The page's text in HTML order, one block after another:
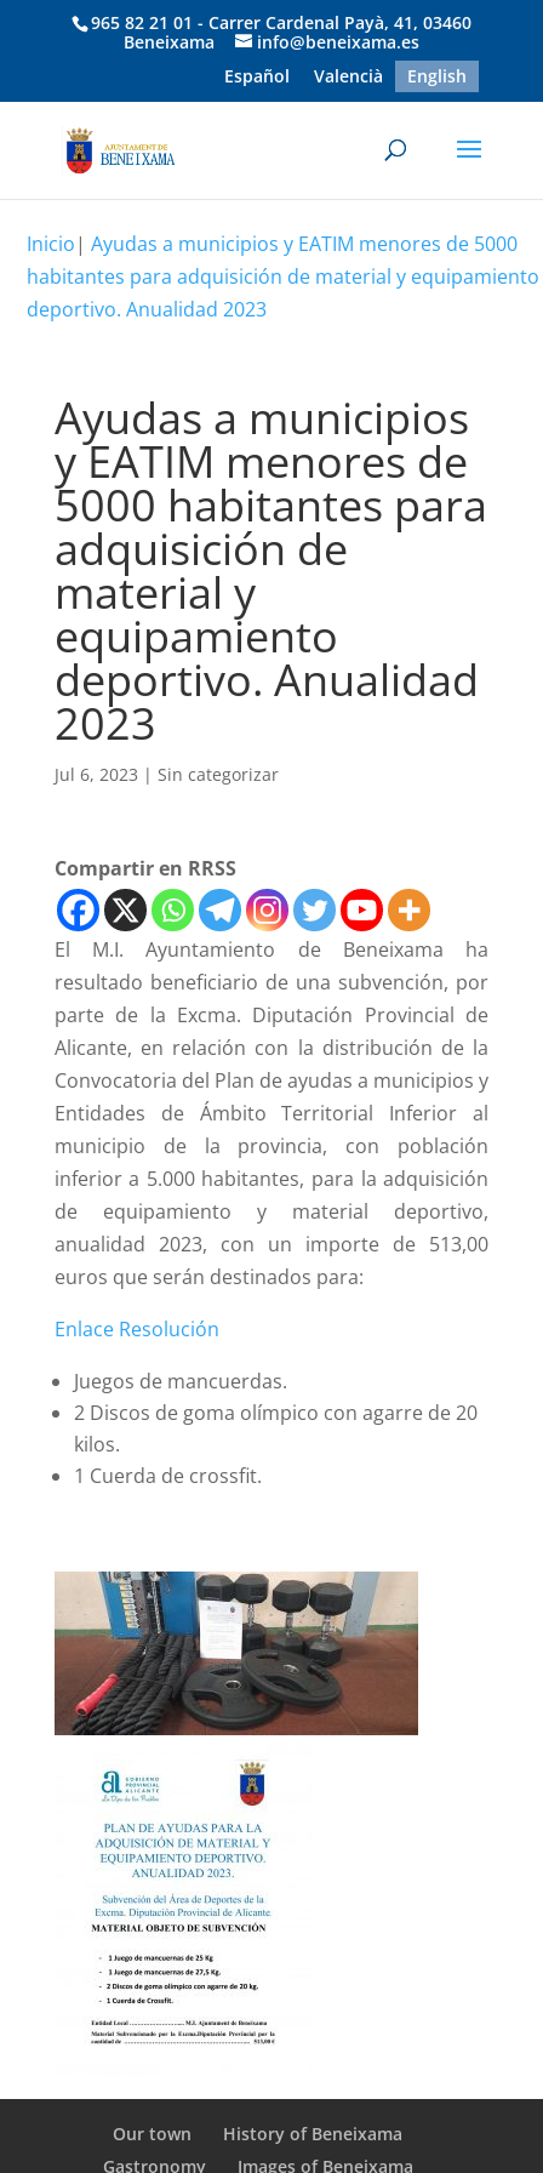
965 82 21 01 - Carrer Cardenal Payà, 41, 03460
Beneixama
info@beneixama.es
Español
Valencià English
Inicio|Ayudas a municipios y EATIM menores de 5000
habitantes para adquisición de material y equipamiento
deportivo. Anualidad 2023
Ayudas a municipios
y EATIM menores de
5000 habitantes para
adquisición de
material y
equipamiento
deportivo. Anualidad
2023
Jul 6, 2023 | Sin categorizar
Compartir en RRSS
El M.I. Ayuntamiento de Beneixama ha
resultado beneficiario de una subvención, por
parte de la Excma. Diputación Provincial de
Alicante, en relación con la distribución de la
Convocatoria del Plan de ayudas a municipios y
Entidades de Ámbito Territorial Inferior al
municipio de la provincia, con población
inferior a 5.000 habitantes, para la adquisición
de equipamiento y material deportivo,
anualidad 2023, con un importe de 513,00
euros que serán destinados para:
Enlace Resolución
Juegos de mancuerdas.
2 Discos de goma olímpico con agarre de 20
kilos.
1 Cuerda de crossfit.
Our town
History of Beneixama
Gastronomy
Images of Beneixama